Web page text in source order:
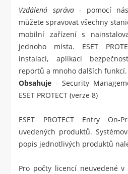
Vzdálená správa - pomocí
můžete spravovat všechny
mobilní zařízení s
jednoho místa. ESET
instalaci, aplikaci
reportů a mnoho dalších funkcí.
Obsahuje - Security
ESET PROTECT (verze 8)
ESET PROTECT Entry
uvedených produktů.
popis jednotlivých produktů
Pro počty licencí neuvedené